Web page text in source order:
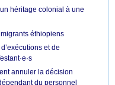
héritage colonial à une
éthiopiens
et de
annuler la décision
du personnel